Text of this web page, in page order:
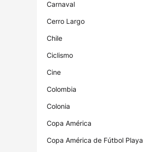
Carnaval
Cerro Largo
Chile
Ciclismo
Cine
Colombia
Colonia
Copa América
Copa América de Fútbol Playa